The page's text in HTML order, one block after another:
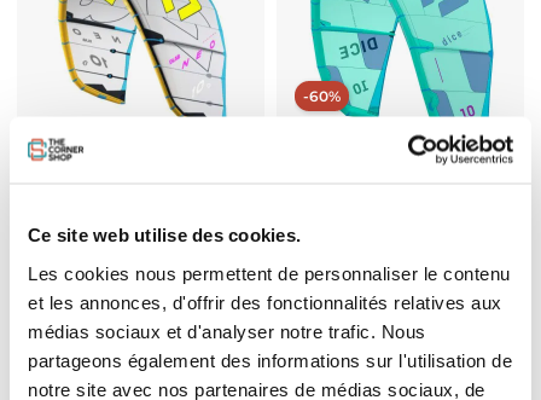
Ce site web utilise des cookies.
Les cookies nous permettent de personnaliser le contenu
et les annonces, d'offrir des fonctionnalités relatives aux
médias sociaux et d'analyser notre trafic. Nous
partageons également des informations sur l'utilisation de
notre site avec nos partenaires de médias sociaux, de
-30%
Prix de base
2 849,00 € Prix
1 994,30 €
-60%
2 029,00 €